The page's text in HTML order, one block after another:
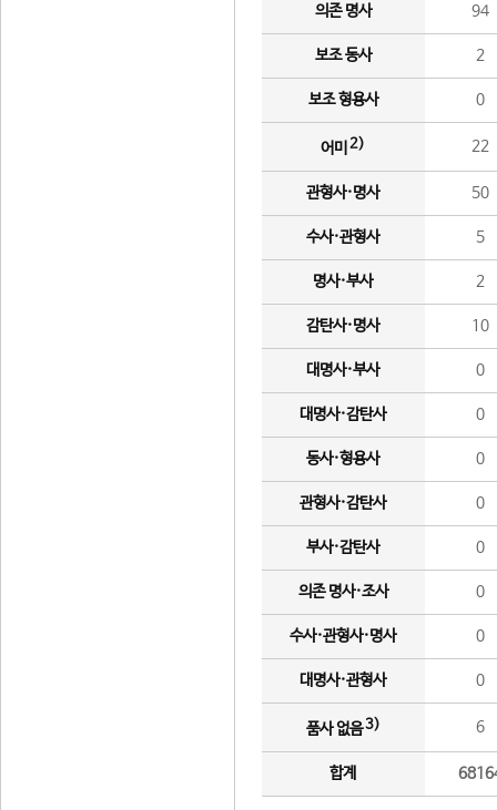
의존 명사 94
보조 동사 2
보조 형용사 0
어미 2) 22
관형사·명사 50
수사·관형사 5
명사·부사 2
감탄사·명사 10
대명사·부사 0
대명사·감탄사 0
동사·형용사 0
관형사·감탄사 0
부사·감탄사 0
의존 명사·조사 0
수사·관형사·명사 0
대명사·관형사 0
품사 없음3) 6
합계